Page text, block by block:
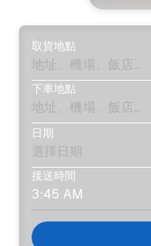
取貨地點
下車地點
日期
接送時間